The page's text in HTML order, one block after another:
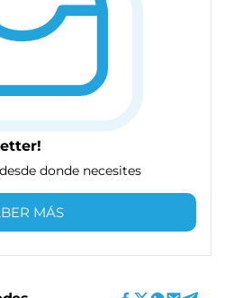
donde necesites
MÁS